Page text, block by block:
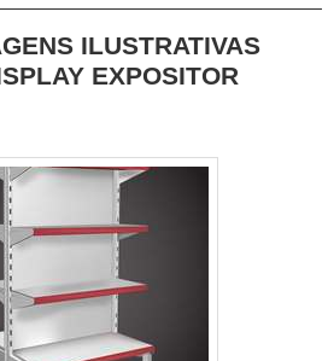
ILUSTRATIVAS
EXPOSITOR